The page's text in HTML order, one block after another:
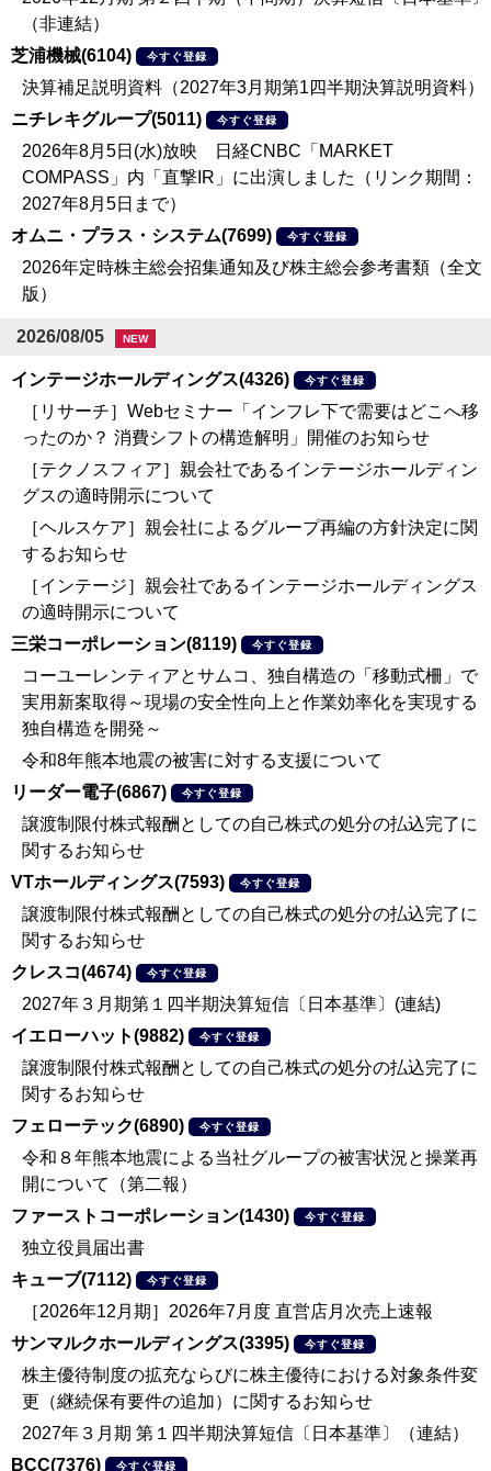
（非連結）
芝浦機械(6104)
今すぐ登録
決算補足説明資料（2027年3月期第1四半期決算説明資料）
ニチレキグループ(5011)
今すぐ登録
2026年8月5日(水)放映 日経CNBC「MARKET
COMPASS」内「直撃IR」に出演しました（リンク期間：
2027年8月5日まで）
オムニ・プラス・システム(7699)
今すぐ登録
2026年定時株主総会招集通知及び株主総会参考書類（全文
版）
2026/08/05 NEW
インテージホールディングス(4326) 今すぐ登録
［リサーチ］Webセミナー「インフレ下で需要はどこへ移
ったのか？ 消費シフトの構造解明」開催のお知らせ
［テクノスフィア］親会社であるインテージホールディン
グスの適時開示について
［ヘルスケア］親会社によるグループ再編の方針決定に関
するお知らせ
［インテージ］親会社であるインテージホールディングス
の適時開示について
三栄コーポレーション(8119)
今すぐ登録
コーユーレンティアとサムコ、独自構造の「移動式柵」で
実用新案取得～現場の安全性向上と作業効率化を実現する
独自構造を開発～
令和8年熊本地震の被害に対する支援について
リーダー電子(6867)
今すぐ登録
譲渡制限付株式報酬としての自己株式の処分の払込完了に
関するお知らせ
VTホールディングス(7593)
今すぐ登録
譲渡制限付株式報酬としての自己株式の処分の払込完了に
関するお知らせ
クレスコ(4674)
今すぐ登録
2027年３月期第１四半期決算短信〔日本基準〕(連結)
イエローハット(9882)
今すぐ登録
譲渡制限付株式報酬としての自己株式の処分の払込完了に
関するお知らせ
フェローテック(6890)
今すぐ登録
令和８年熊本地震による当社グループの被害状況と操業再
開について（第二報）
ファーストコーポレーション(1430)
今すぐ登録
独立役員届出書
キューブ(7112)
今すぐ登録
［2026年12月期］2026年7月度 直営店月次売上速報
サンマルクホールディングス(3395)
今すぐ登録
株主優待制度の拡充ならびに株主優待における対象条件変
更（継続保有要件の追加）に関するお知らせ
2027年３月期 第１四半期決算短信〔日本基準〕（連結）
BCC(7376)
今すぐ登録